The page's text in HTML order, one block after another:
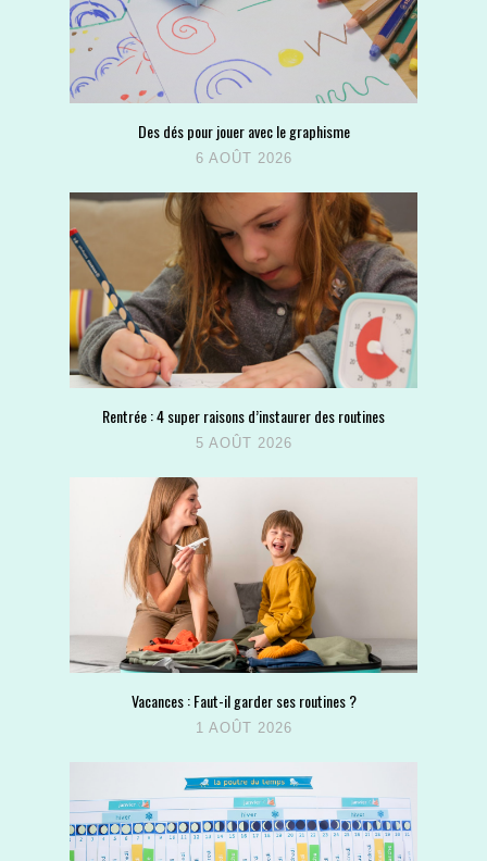
Des dés pour jouer avec le graphisme
6 AOÛT 2026
Rentrée : 4 super raisons d’instaurer des routines
5 AOÛT 2026
Vacances : Faut-il garder ses routines ?
1 AOÛT 2026